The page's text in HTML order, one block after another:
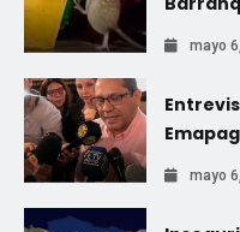
mayo
Emapag
mayo